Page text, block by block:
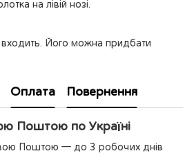
на лівій нозі.
Його можна придбати
Оплата Повернення
Поштою по Україні
Поштою — до 3 робочих днів